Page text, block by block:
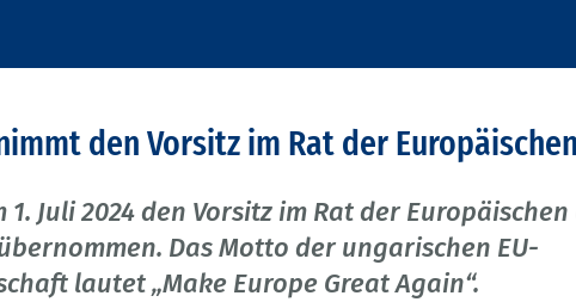
den Vorsitz im Rat der
Juli 2024 den Vorsitz im Rat der
Das Motto der ungarischen EU-
lautet „Make Europe Great Again“.